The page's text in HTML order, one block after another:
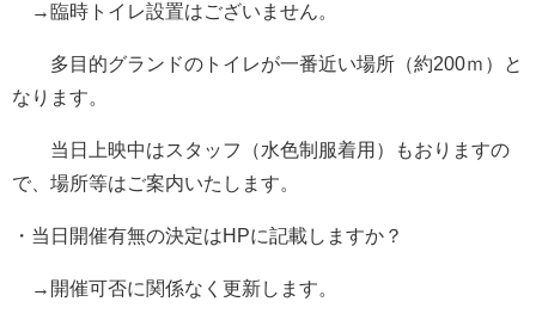
→臨時トイレ設置はございません。
多目的グランドのトイレが一番近い場所（約200ｍ）と
なります。
当日上映中はスタッフ（水色制服着用）もおりますの
で、場所等はご案内いたします。
・当日開催有無の決定はHPに記載しますか？
→開催可否に関係なく更新します。